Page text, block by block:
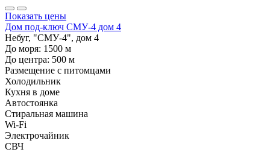
Показать цены
Дом под-ключ СМУ-4 дом 4
Небуг, "СМУ-4", дом 4
До моря: 1500 м
До центра: 500 м
Размещение с питомцами
Холодильник
Кухня в доме
Автостоянка
Стиральная машина
Wi-Fi
Электрочайник
СВЧ